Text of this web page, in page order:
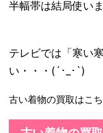
半幅帯は結局使い
テレビでは「寒い
い・・・(´･_･`)
古い着物の買取はこ